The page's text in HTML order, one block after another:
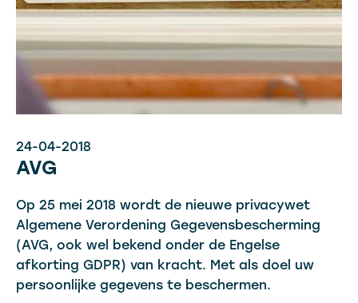
24-04-2018
AVG
Op 25 mei 2018 wordt de nieuwe privacywet
Algemene Verordening Gegevensbescherming
(AVG, ook wel bekend onder de Engelse
afkorting GDPR) van kracht. Met als doel uw
persoonlijke gegevens te beschermen.